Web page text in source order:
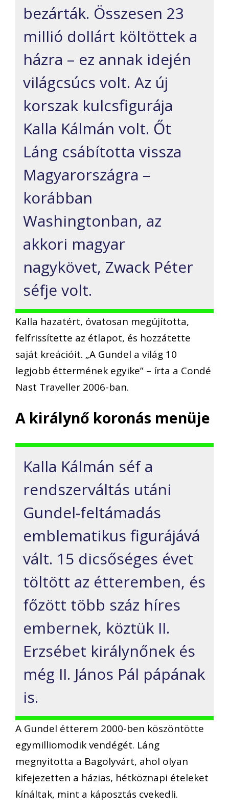
bezárták. Összesen 23
millió dollárt költöttek a
házra – ez annak idején
világcsúcs volt. Az új
korszak kulcsfigurája
Kalla Kálmán volt. Őt
Láng csábította vissza
Magyarországra –
korábban
Washingtonban, az
akkori magyar
nagykövet, Zwack Péter
séfje volt.
Kalla hazatért, óvatosan megújította,
felfrissítette az étlapot, és hozzátette
saját kreációit. „A Gundel a világ 10
legjobb éttermének egyike” – írta a Condé
Nast Traveller 2006-ban.
A királynő koronás menüje
Kalla Kálmán séf a
rendszerváltás utáni
Gundel-feltámadás
emblematikus figurájává
vált. 15 dicsőséges évet
töltött az étteremben, és
főzött több száz híres
embernek, köztük II.
Erzsébet királynőnek és
még II. János Pál pápának
is.
A Gundel étterem 2000-ben köszöntötte
egymilliomodik vendégét. Láng
megnyitotta a Bagolyvárt, ahol olyan
kifejezetten a házias, hétköznapi ételeket
kínáltak, mint a káposztás cvekedli.